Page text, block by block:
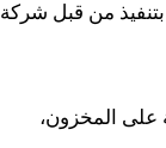
بتنفيذ من قبل شركة
على المخزون،